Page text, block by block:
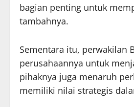
bagian penting untuk
tambahnya.
Sementara itu, perwakilan
perusahaannya untuk
pihaknya juga menaruh
memiliki nilai strategis